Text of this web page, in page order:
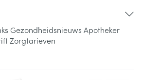
Gezondheidsnieuws Apotheker
Zorgtarieven